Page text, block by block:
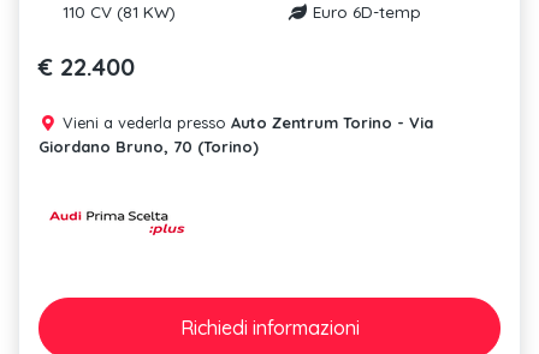
110 CV (81 KW)
Euro 6D-temp
€ 22.400
Vieni a vederla presso Auto Zentrum Torino - Via
Giordano Bruno, 70 (Torino)
Richiedi informazioni